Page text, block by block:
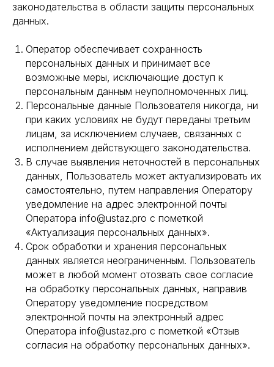
законодательства в области защиты персональных
данных.
Оператор обеспечивает сохранность
персональных данных и принимает все
возможные меры, исключающие доступ к
персональным данным неуполномоченных лиц.
Персональные данные Пользователя никогда, ни
при каких условиях не будут переданы третьим
лицам, за исключением случаев, связанных с
исполнением действующего законодательства.
В случае выявления неточностей в персональных
данных, Пользователь может актуализировать их
самостоятельно, путем направления Оператору
уведомление на адрес электронной почты
Оператора info@ustaz.pro с пометкой
«Актуализация персональных данных».
Срок обработки и хранения персональных
данных является неограниченным. Пользователь
может в любой момент отозвать свое согласие
на обработку персональных данных, направив
Оператору уведомление посредством
электронной почты на электронный адрес
Оператора info@ustaz.pro с пометкой «Отзыв
согласия на обработку персональных данных».